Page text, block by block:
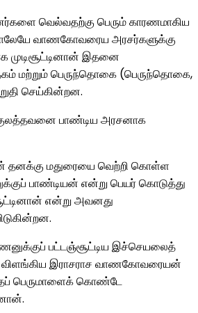
வெல்வதற்கு பெரும் காரணமாகிய
வாணகோவரைய அரசர்களுக்கு
முடிசூட்டினான் இதனை
பெருந்தொகை (பெருந்தொகை,
செய்கின்றன.
பாண்டிய அரசனாக
தனக்கு மதுரையை வெற்றி கொள்ள
பாண்டியன் என்று பெயர் கொடுத்து
என்று அவனது
பட்டஞ்சூட்டிய இச்செயலைத்
இராசராச வாணகோவரையன்
பெருமாளைக் கொண்டே